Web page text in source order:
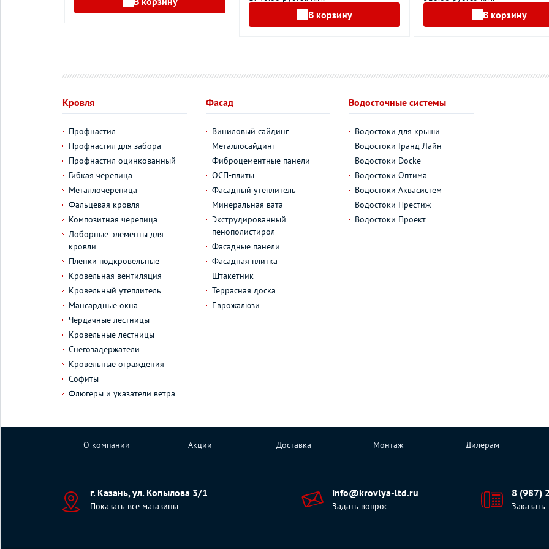
В корзину В корзину
Кровля
Профнастил
Профнастил для забора
Профнастил оцинкованный
Гибкая черепица
Металлочерепица
Фальцевая кровля
Композитная черепица
Доборные элементы для
кровли
Пленки подкровельные
Кровельная вентиляция
Кровельный утеплитель
Мансардные окна
Чердачные лестницы
Кровельные лестницы
Снегозадержатели
Кровельные ограждения
Софиты
Флюгеры и указатели ветра
Фасад
Виниловый сайдинг
Металлосайдинг
Фиброцементные панели
ОСП-плиты
Фасадный утеплитель
Минеральная вата
Экструдированный
пенополистирол
Фасадные панели
Фасадная плитка
Штакетник
Террасная доска
Еврожалюзи
Водосточные системы
Водостоки для крыши
Водостоки Гранд Лайн
Водостоки Docke
Водостоки Оптима
Водостоки Аквасистем
Водостоки Престиж
Водостоки Проект
О компании Акции Доставка Монтаж Дилерам
г. Казань, ул. Копылова 3/1
Показать все магазины
info@krovlya-ltd.ru
Задать вопрос
8 (987)
Заказать